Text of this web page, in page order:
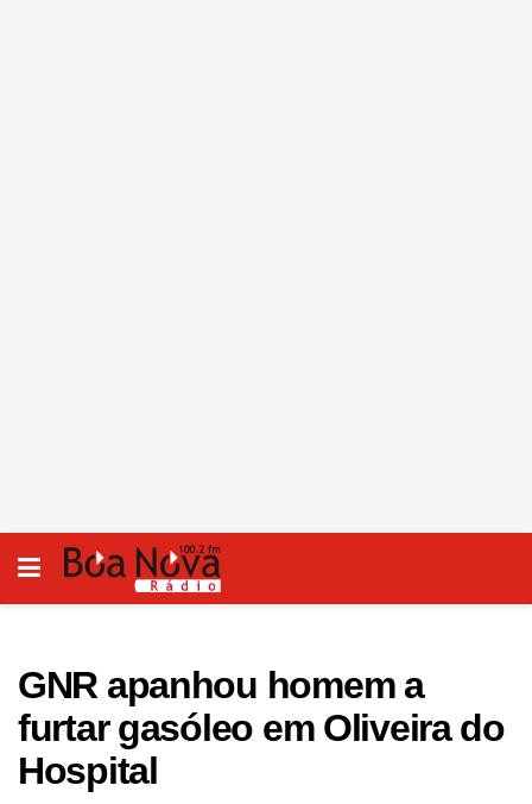
GNR apanhou homem a
furtar gasóleo em Oliveira do
Hospital